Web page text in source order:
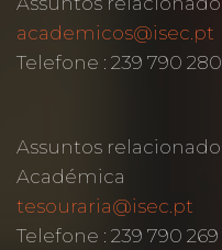
academicos@isec.pt
Telefone : 239 790 280
Assuntos
Académica
tesouraria@isec.pt
Telefone : 239 790 269